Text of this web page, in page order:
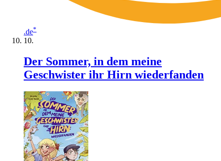
.de*
Der Sommer, in dem meine
Geschwister ihr Hirn wiederfanden